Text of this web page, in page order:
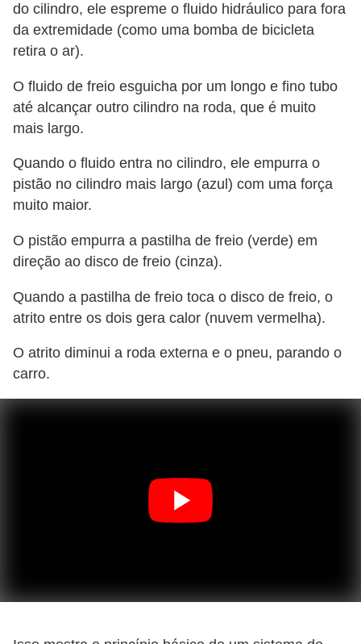
do cilindro, ele espreme o fluido hidráulico para fora
da extremidade (como uma bomba de bicicleta
retira o ar).
O fluido de freio esguicha por um longo e fino tubo
até alcançar outro cilindro na roda, que é muito
mais largo.
Quando o fluido entra no cilindro, ele empurra o
pistão no cilindro mais largo (azul) com uma força
muito maior.
O pistão empurra a pastilha de freio (verde) em
direção ao disco de freio (cinza).
Quando a pastilha de freio toca o disco de freio, o
atrito entre os dois gera calor (nuvem vermelha).
O atrito diminui a roda externa e o pneu, parando o
carro.